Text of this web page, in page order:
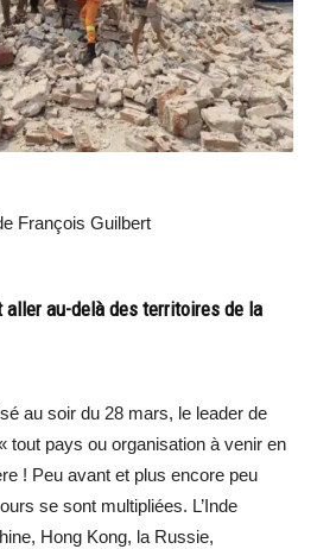
François Guilbert
aller au-delà des territoires de la
au soir du 28 mars, le leader de
tout pays ou organisation à venir en
! Peu avant et plus encore peu
se sont multipliées. L’Inde
Hong Kong, la Russie,